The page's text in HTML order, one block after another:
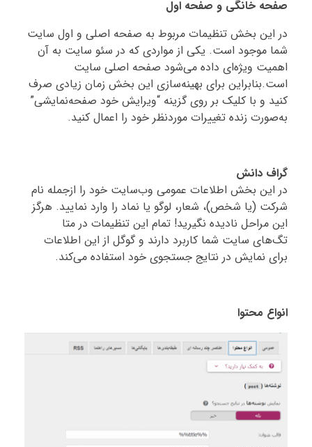
صفحه خانگی و صفحه اول
در این بخش تنظیمات مربوط به صفحه اصلی و اول سایت
شما موجود است. یکی از مواردی که در سئو سایت به آن
اهمیت ویژه‌ای داده می‌شود صفحه اصلی سایت
است.بنابراین برای بهینه‌سازی این بخش زمان زیادی صرف
کنید و با کلیک بر روی گزینه “ویرایش خود صفحه‌نمایشی”
به‌صورت زنده تغییرات موردنظر خود را اعمال کنید.
گراف دانش
در این بخش اطلاعات عمومی وب‌سایت خود را ازجمله نام
شرکت (یا شخص)، شعار، لوگو یا نماد را وارد نمایید. هرگز
این مراحل نادیده نگیرید! تمام این تنظیمات در متا
تگ‌های سایت شما کاربرد دارند و گوگل از این اطلاعات
برای نمایش در نتایج جستجوی خود استفاده می‌کند.
انواع محتوا